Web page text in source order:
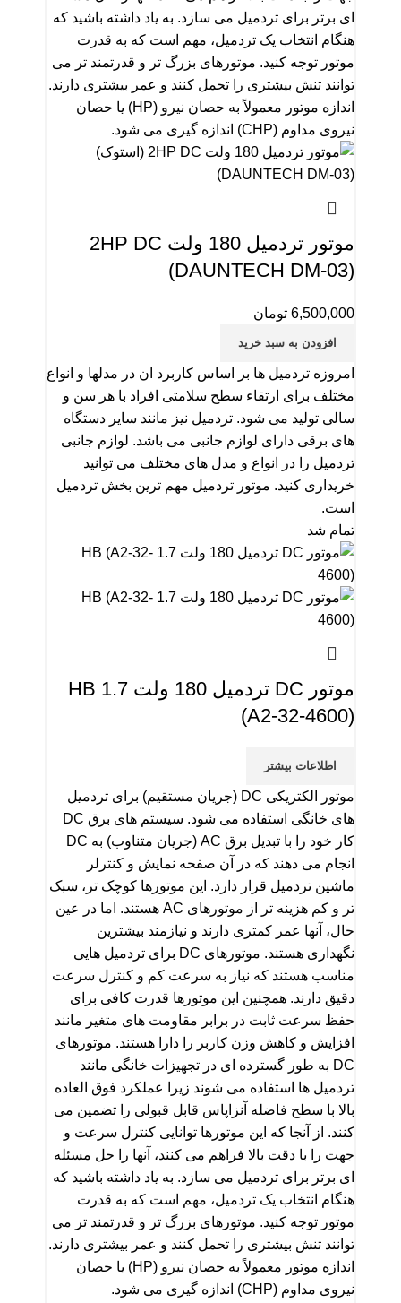
ای برتر برای تردمیل می سازد. به یاد داشته باشید که
هنگام انتخاب یک تردمیل، مهم است که به قدرت
موتور توجه کنید. موتورهای بزرگ تر و قدرتمند تر می
توانند تنش بیشتری را تحمل کنند و عمر بیشتری دارند.
اندازه موتور معمولاً به حصان نیرو (HP) یا حصان
نیروی مداوم (CHP) اندازه گیری می شود.
موتور تردمیل 180 ولت 2HP DC
(DAUNTECH DM-03)
6,500,000 تومان
افزودن به سبد خرید
امروزه تردمیل ها بر اساس کاربرد ان در مدلها و انواع
مختلف برای ارتقاء سطح سلامتی افراد با هر سن و
سالی تولید می شود. تردمیل نیز مانند سایر دستگاه
های برقی دارای لوازم جانبی می باشد. لوازم جانبی
تردمیل را در انواع و مدل های مختلف می توانید
خریداری کنید. موتور تردمیل مهم ترین بخش تردمیل
است.
تمام شد
موتور DC تردمیل 180 ولت 1.7 HB
(A2-32-4600)
اطلاعات بیشتر
موتور الکتریکی DC (جریان مستقیم) برای تردمیل
های خانگی استفاده می شود. سیستم های برق DC
کار خود را با تبدیل برق AC (جریان متناوب) به DC
انجام می دهند که در آن صفحه نمایش و کنترلر
ماشین تردمیل قرار دارد. این موتورها کوچک تر، سبک
تر و کم هزینه تر از موتورهای AC هستند. اما در عین
حال، آنها عمر کمتری دارند و نیازمند بیشترین
نگهداری هستند. موتورهای DC برای تردمیل هایی
مناسب هستند که نیاز به سرعت کم و کنترل سرعت
دقیق دارند. همچنین این موتورها قدرت کافی برای
حفظ سرعت ثابت در برابر مقاومت های متغیر مانند
افزایش و کاهش وزن کاربر را دارا هستند. موتورهای
DC به طور گسترده ای در تجهیزات خانگی مانند
تردمیل ها استفاده می شوند زیرا عملکرد فوق العاده
بالا با سطح فاضله آنزاپاس قابل قبولی را تضمین می
کنند. از آنجا که این موتورها توانایی کنترل سرعت و
جهت را با دقت بالا فراهم می کنند، آنها را حل مسئله
ای برتر برای تردمیل می سازد. به یاد داشته باشید که
هنگام انتخاب یک تردمیل، مهم است که به قدرت
موتور توجه کنید. موتورهای بزرگ تر و قدرتمند تر می
توانند تنش بیشتری را تحمل کنند و عمر بیشتری دارند.
اندازه موتور معمولاً به حصان نیرو (HP) یا حصان
نیروی مداوم (CHP) اندازه گیری می شود.